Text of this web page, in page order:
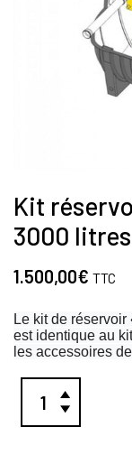
Kit
3000 litres
1.500,00€ TTC
Le kit de
est identique au
les accessoires